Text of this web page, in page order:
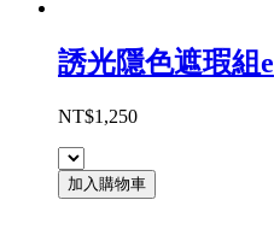
誘光隱色遮瑕組e
NT$1,250
加入購物車